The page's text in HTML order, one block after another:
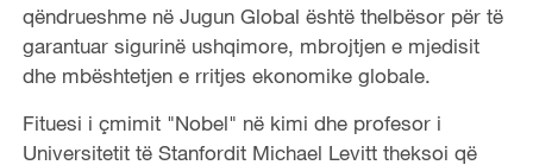
qëndrueshme në Jugun Global është thelbësor për të
garantuar sigurinë ushqimore, mbrojtjen e mjedisit
dhe mbështetjen e rritjes ekonomike globale.
Fituesi i çmimit "Nobel" në kimi dhe profesor i
Universitetit të Stanfordit Michael Levitt theksoi që